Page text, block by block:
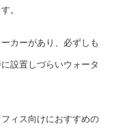
。
カーがあり、必ずしも
設置しづらいウォータ
ィス向けにおすすめの